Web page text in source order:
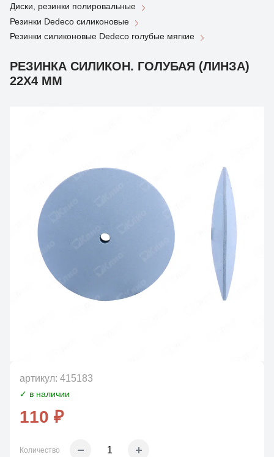
Диски, резинки полировальные
Резинки Dedeco силиконовые
Резинки силиконовые Dedeco голубые мягкие
РЕЗИНКА СИЛИКОН. ГОЛУБАЯ (ЛИНЗА)
22Х4 ММ
артикул: 415183
✓ в наличии
110 ₽
Количество